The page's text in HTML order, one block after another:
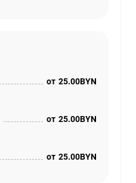
от 25.00BYN
от 25.00BYN
от 25.00BYN